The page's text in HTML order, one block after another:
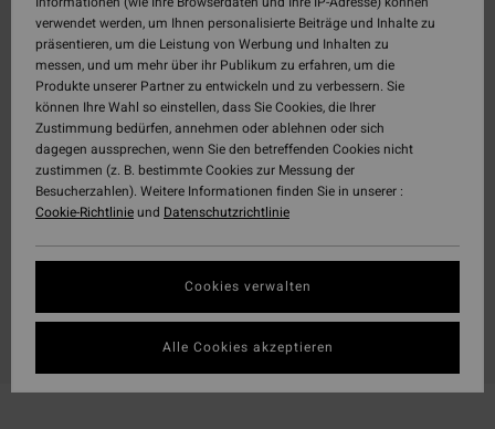
verwendet werden, um Ihnen personalisierte Beiträge und Inhalte zu
präsentieren, um die Leistung von Werbung und Inhalten zu
messen, und um mehr über ihr Publikum zu erfahren, um die
Produkte unserer Partner zu entwickeln und zu verbessern. Sie
können Ihre Wahl so einstellen, dass Sie Cookies, die Ihrer
Zustimmung bedürfen, annehmen oder ablehnen oder sich
dagegen aussprechen, wenn Sie den betreffenden Cookies nicht
zustimmen (z. B. bestimmte Cookies zur Messung der
Besucherzahlen). Weitere Informationen finden Sie in unserer :
Cookie-Richtlinieund Datenschutzrichtlinie
Cookies verwalten
Alle Cookies akzeptieren